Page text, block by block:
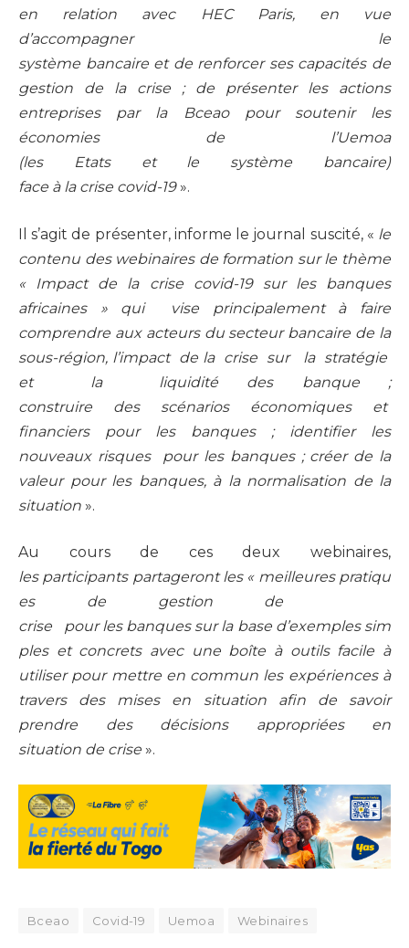
en relation avec HEC Paris, en vue
d’accompagner le
système bancaire et de renforcer ses capacités de
gestion de la crise ; de présenter les actions
entreprises par la Bceao pour soutenir les
économies de l’Uemoa
(les Etats et le système bancaire)
face à la crise covid-19».
Il s’agit de présenter, informe le journal suscité, « le
contenu des webinaires de formation sur le thème
« Impact de la crise covid-19 sur les banques
africaines » qui vise principalement à faire
comprendre aux acteurs du secteur bancaire de la
sous-région, l’impact de la crise sur la stratégie
et la liquidité des banque ;
construire des scénarios économiques et
financiers pour les banques ; identifier les
nouveaux risques pour les banques ; créer de la
valeur pour les banques, à la normalisation de la
situation ».
Au cours de ces deux webinaires,
les participants partageront les « meilleures pratiqu
es de gestion de
crise pour les banques sur la base d’exemples sim
ples et concrets avec une boîte à outils facile à
utiliser pour mettre en commun les expériences à
travers des mises en situation afin de savoir
prendre des décisions appropriées en
situation de crise ».
Bceao Covid-19 Uemoa Webinaires